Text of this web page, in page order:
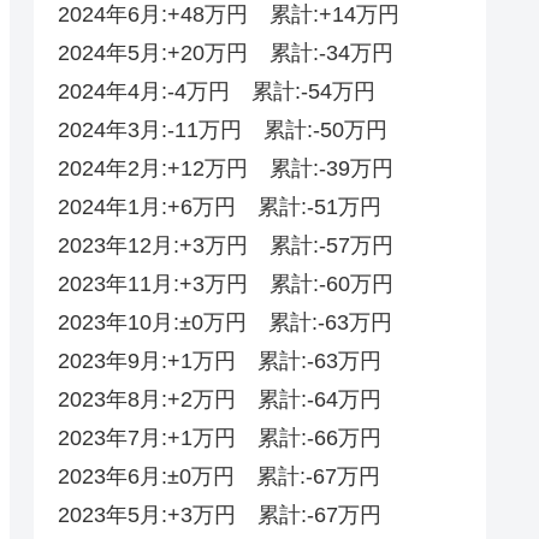
2024年6月:+48万円 累計:+14万円
2024年5月:+20万円 累計:-34万円
2024年4月:-4万円 累計:-54万円
2024年3月:-11万円 累計:-50万円
2024年2月:+12万円 累計:-39万円
2024年1月:+6万円 累計:-51万円
2023年12月:+3万円 累計:-57万円
2023年11月:+3万円 累計:-60万円
2023年10月:±0万円 累計:-63万円
2023年9月:+1万円 累計:-63万円
2023年8月:+2万円 累計:-64万円
2023年7月:+1万円 累計:-66万円
2023年6月:±0万円 累計:-67万円
2023年5月:+3万円 累計:-67万円